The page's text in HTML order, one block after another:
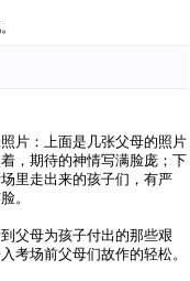
片：上面是几张父母的照片
，期待的神情写满脸庞；下
里走出来的孩子们，有严
。
父母为孩子付出的那些艰
考场前父母们故作的轻松。